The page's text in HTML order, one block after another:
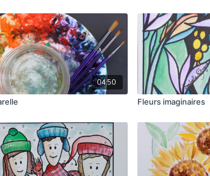
04:50
Fleurs imaginaires